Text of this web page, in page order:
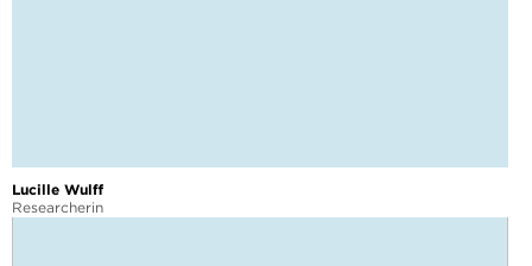
Lucille Wulff
Researcherin